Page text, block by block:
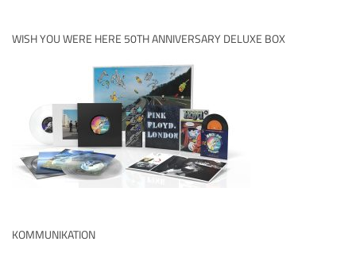
WISH YOU WERE HERE 50TH ANNIVERSARY DELUXE BOX
KOMMUNIKATION